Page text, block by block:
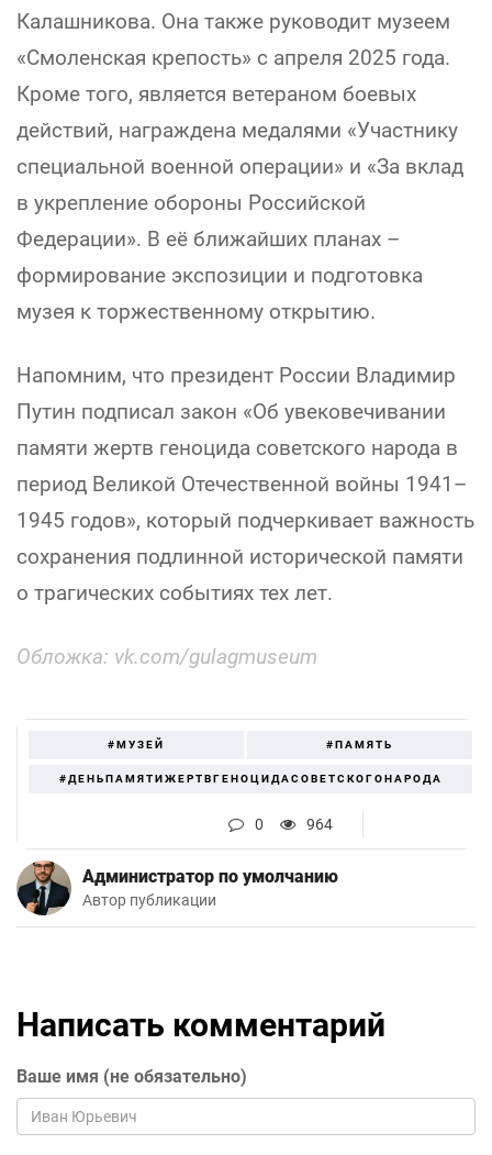
Калашникова. Она также руководит музеем
«Смоленская крепость» с апреля 2025 года.
Кроме того, является ветераном боевых
действий, награждена медалями «Участнику
специальной военной операции» и «За вклад
в укрепление обороны Российской
Федерации». В её ближайших планах –
формирование экспозиции и подготовка
музея к торжественному открытию.
Напомним, что президент России Владимир
Путин подписал закон «Об увековечивании
памяти жертв геноцида советского народа в
период Великой Отечественной войны 1941–
1945 годов», который подчеркивает важность
сохранения подлинной исторической памяти
о трагических событиях тех лет.
Обложка: vk.com/gulagmuseum
#МУЗЕЙ #ПАМЯТЬ
#ДЕНЬПАМЯТИЖЕРТВГЕНОЦИДАСОВЕТСКОГОНАРОДА
0 964
Администратор по умолчанию
Автор публикации
Написать комментарий
Ваше имя (не обязательно)